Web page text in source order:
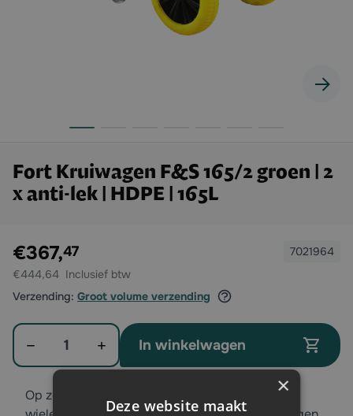
Fort Kruiwagen F&S 165/2 groen | 2
x anti-lek | HDPE | 165L
Exclusief btw:
€367,47
€444,64
7021964
Verzending: Groot volume verzending
Aantal
In winkelwagen
Op zoek naar een kruiwagen met twee anti-lek
×
Deze website maakt